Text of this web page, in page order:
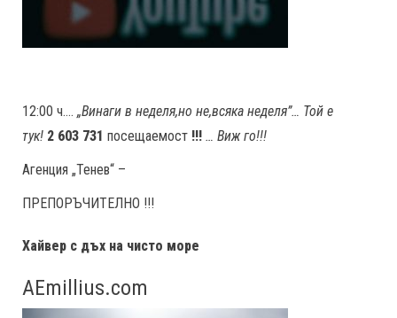
12:00 ч…. „Винаги в неделя,но не,всяка неделя”… Той е
тук! 2 603 731 посещаемост !!! … Виж го!!!
Агенция „Тенев“ –
ПРЕПОРЪЧИТЕЛНО !!!
Хайвер с дъх на чисто море
AEmillius.com